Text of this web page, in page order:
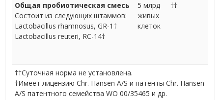
Общая пробиотическая смесь
Состоит из следующих штаммов:
Lactobacillus rhamnosus, GR-1†
Lactobacillus reuteri, RC-14†
5 млрд
живых
клеток
††
††Суточная норма не установлена.
†Имеет лицензию Chr. Hansen A/S и патенты Chr. Hansen
A/S патентного семейства WO 00/35465 и др.